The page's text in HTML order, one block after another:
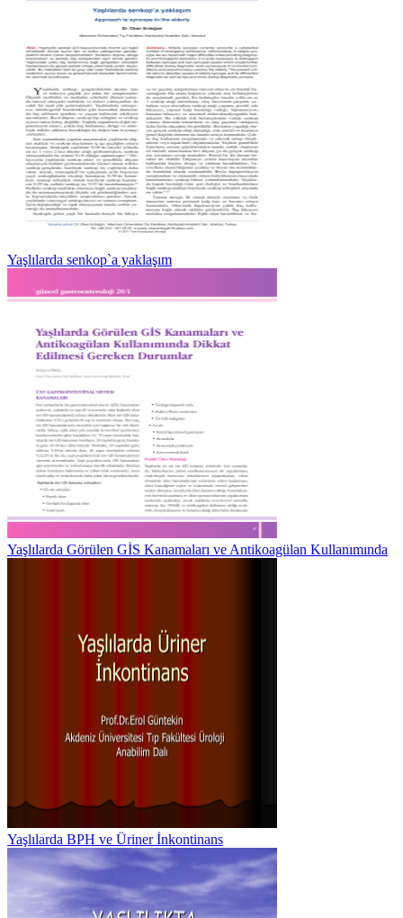
Yaşlılarda senkop`a yaklaşım
Yaşlılarda Görülen GİS Kanamaları ve Antikoagülan Kullanımında
Yaşlılarda BPH ve Üriner İnkontinans